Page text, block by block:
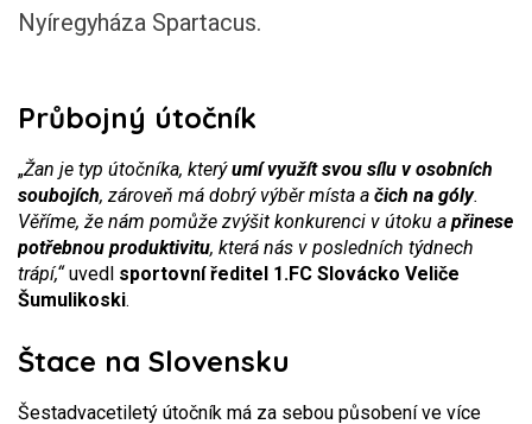
Nyíregyháza Spartacus.
Průbojný útočník
„Žan je typ útočníka, kterýumí využít svou sílu v osobních
soubojích, zároveň má dobrý výběr místa a čich na góly.
Věříme, že nám pomůže zvýšit konkurenci v útoku a přinese
potřebnou produktivitu, která nás v posledních týdnech
trápí,“uvedl sportovní ředitel 1.FC Slovácko Veliče
Šumulikoski.
Štace na Slovensku
Šestadvacetiletý útočník má za sebou působení ve více